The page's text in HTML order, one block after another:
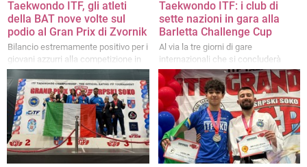
Taekwondo ITF, gli atleti
della BAT nove volte sul
podio al Gran Prix di Zvornik
Bilancio estremamente positivo per i
giovani azzurri alla competizione in
Bosnia Erzegovina
Taekwondo ITF: i club di
sette nazioni in gara alla
Barletta Challenge Cup
Al via la tre giorni di gare
internazionali che si concluderà
domani al Paladisfida “Mario Borgia”